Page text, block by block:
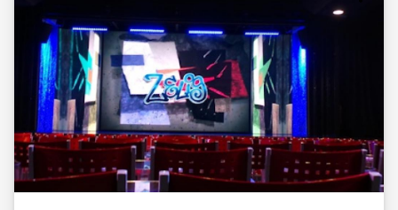
lotta all’emarginazione sociale. Come Raggiungerci:
Fermata: CrocettaLinea: M3 TRAM: Linea 16